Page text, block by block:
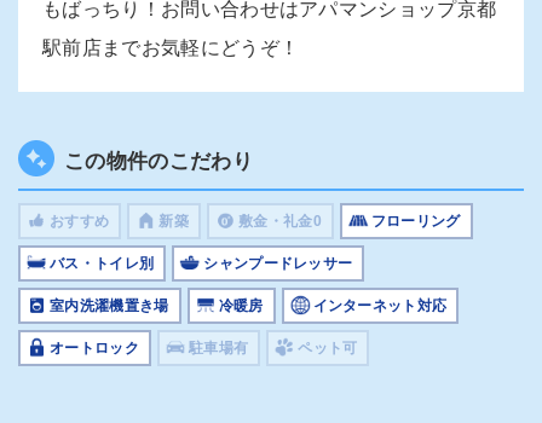
もばっちり！お問い合わせはアパマンショップ京都
駅前店までお気軽にどうぞ！
この物件のこだわり
おすすめ 新築 敷金・礼金0 フローリング
バス・トイレ別 シャンプードレッサー
室内洗濯機置き場 冷暖房 インターネット対応
オートロック 駐車場有 ペット可